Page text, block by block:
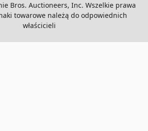
Bros. Auctioneers, Inc. Wszelkie prawa
towarowe należą do odpowiednich
właścicieli